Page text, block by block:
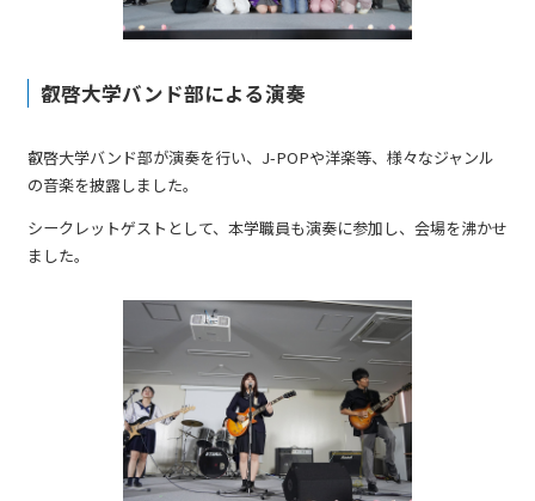
叡啓大学バンド部による演奏
叡啓大学バンド部が演奏を行い、J-POPや洋楽等、様々なジャンル
の音楽を披露しました。
シークレットゲストとして、本学職員も演奏に参加し、会場を沸かせ
ました。